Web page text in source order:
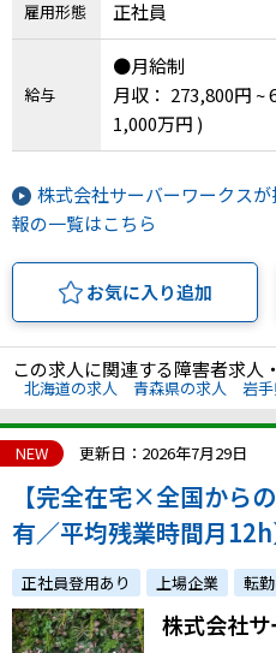
川県、福井県、山
県、愛知県、三重
兵庫県、奈良県、
山県、広島県、山
県、高知県、福岡
大分県、宮崎県、
雇用形態 正社員
給与
●月給制
月収： 273,800円 ~
1,000万円 )
株式会社サーバーワークス
報の一覧はこちら
お気に入り追加
この求人に関連する障害者求人
北海道の求人 青森県の求人 岩
NEW 更新日：2026年7月29日
【完全在宅×全国から
有／平均残業時間月
る方を幅広く募集！経
ョンを提案します
正社員登用あり 上場企業 転
株式会社